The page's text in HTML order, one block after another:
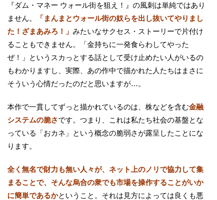
『ダム・マネー ウォール街を狙え！』の風刺は単純ではあり
ません。
「まんまとウォール街の奴らを出し抜いてやりまし
た！ざまあみろ！」 みたいなサクセス・ストーリーで片付け
ることもできません。「金持ちに一発食らわしてやった
ぜ！」というスカっとする話として受け止めたい人がいるの
もわかりますし、実際、あの作中で描かれた人たちはまさに
そういう心情だったのだと思いますが…。
本作で一貫してずっと描かれているのは、株などを含む金融
システムの脆さです。つまり、これは私たち社会の基盤とな
っている「おカネ」という概念の脆弱さが露呈したことにな
ります。
全く無名で財力も無い人々が、ネット上のノリで協力して集
まることで、そんな烏合の衆でも市場を操作することがいか
に簡単であるかということ。それは見方によっては良くも悪